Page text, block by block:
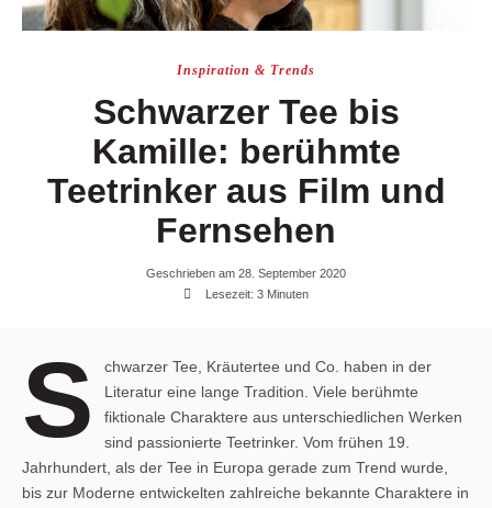
Inspiration & Trends
Schwarzer Tee bis
Kamille: berühmte
Teetrinker aus Film und
Fernsehen
Geschrieben am 28. September 2020
Lesezeit: 3 Minuten
S
chwarzer Tee, Kräutertee und Co. haben in der
Literatur eine lange Tradition. Viele berühmte
fiktionale Charaktere aus unterschiedlichen Werken
sind passionierte Teetrinker. Vom frühen 19.
Jahrhundert, als der Tee in Europa gerade zum Trend wurde,
bis zur Moderne entwickelten zahlreiche bekannte Charaktere in